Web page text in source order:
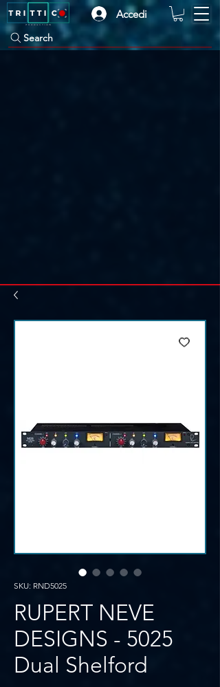
Accedi
Search
SKU: RND5025
RUPERT NEVE
DESIGNS - 5025
Dual Shelford